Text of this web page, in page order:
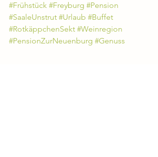
#Frühstück #Freyburg #Pension
#SaaleUnstrut #Urlaub #Buffet
#RotkäppchenSekt #Weinregion
#PensionZurNeuenburg #Genuss